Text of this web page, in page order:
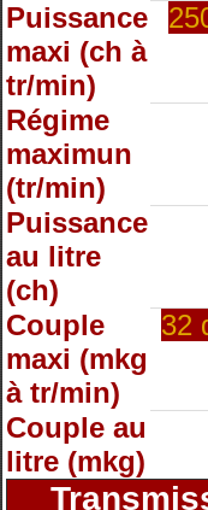
Puissance
maxi (ch à
tr/min)
Régime
maximun
(tr/min)
Puissance
au litre
(ch)
Couple
maxi (mkg
à tr/min)
32
Couple au
litre (mkg)